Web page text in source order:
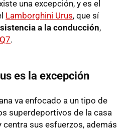
una excepción, y es el
Lamborghini Urus, que sí
a la conducción,
.
es la excepción
va enfocado a un tipo de
superdeportivos de la casa
sus esfuerzos, además